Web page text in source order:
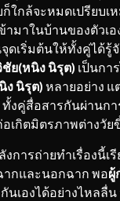
ก็ใกล้จะหมดเปรียบเ
ามาในบ้านของตัวเอ
ดเริ่มต้นให้ทั้งคู่ได้รู้
ชัย(หนิง นิรุต) เป็นกา
ง นิรุต) หลายอย่าง แ
ทั้งคู่สื่อสารกันผ่านก
อเกิตมิตรภาพต่างวัย
งการถ่ายทำเรื่องนี้
ากและนอกฉาก พอผู้
นเองได้อย่างไหล